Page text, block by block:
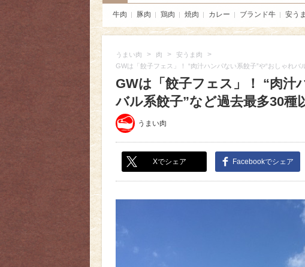
牛肉 豚肉 鶏肉 焼肉 カレー ブランド牛 安う
うまい肉 > 肉 > 安うま肉 >
GWは「餃子フェス」！ “肉汁ハンパない系餃子”や“おしゃれバ
GWは「餃子フェス」！ “肉汁
バル系餃子”など過去最多30種
うまい肉
Xでシェア Facebookでシェア